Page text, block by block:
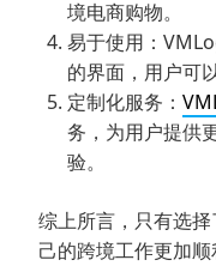
境电商购物。
易于使用：
的界面，用户可
定制化服务：
务，为用户提供
验。
综上所言，只有选
己的跨境工作更加